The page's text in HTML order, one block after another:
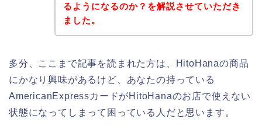
るようになるのか？を解説させていただき
ました。
多分、ここまで記事を読まれた方は、HitoHanaの商品
にかなり興味があるけど、あなたの持っている
AmericanExpressカードがHitoHanaのお店で使えない
状態になってしまって困っている人だと思います。